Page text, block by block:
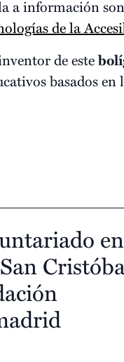
a información
de la
de este
basados en
en